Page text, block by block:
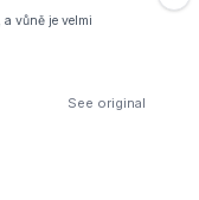
vůně je velmi
See original